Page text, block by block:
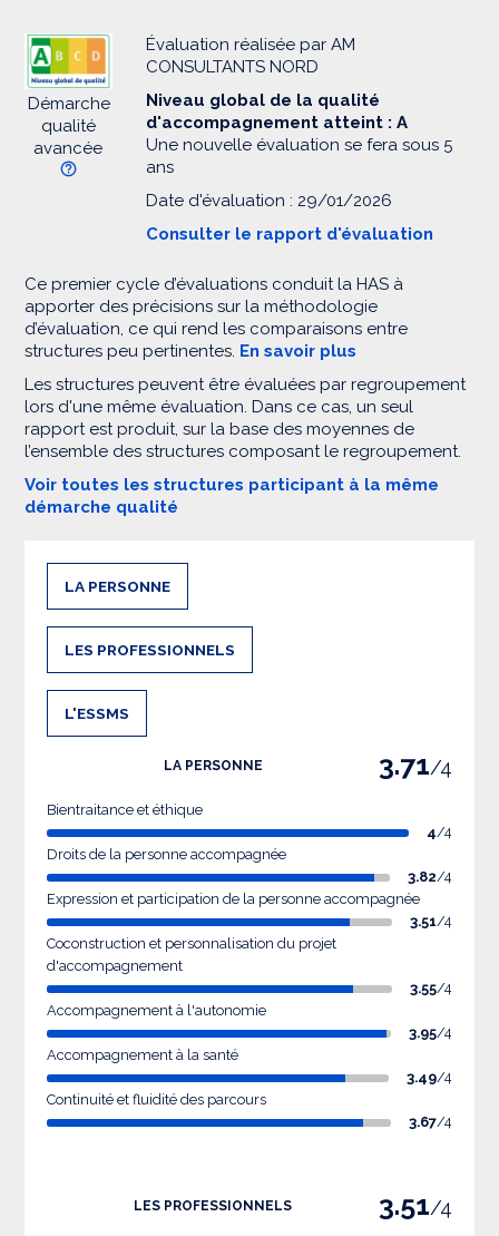
Démarche
qualité
avancée
Évaluation réalisée par AM
CONSULTANTS NORD
Niveau global de la qualité
d'accompagnement atteint : A
Une nouvelle évaluation se fera sous 5
ans
Date d'évaluation : 29/01/2026
Consulter le rapport d'évaluation
Ce premier cycle d’évaluations conduit la HAS à
apporter des précisions sur la méthodologie
d’évaluation, ce qui rend les comparaisons entre
structures peu pertinentes. En savoir plus
Les structures peuvent être évaluées par regroupement
lors d'une même évaluation. Dans ce cas, un seul
rapport est produit, sur la base des moyennes de
l’ensemble des structures composant le regroupement.
Voir toutes les structures participant à la même
démarche qualité
LA PERSONNE
LES PROFESSIONNELS
L'ESSMS
LA PERSONNE 3.71/4
Bientraitance et éthique
4/4
Droits de la personne accompagnée
3.82/4
Expression et participation de la personne accompagnée
3.51/4
Coconstruction et personnalisation du projet
d'accompagnement
3.55/4
Accompagnement à l'autonomie
3.95/4
Accompagnement à la santé
3.49/4
Continuité et fluidité des parcours
3.67/4
LES PROFESSIONNELS 3.51/4